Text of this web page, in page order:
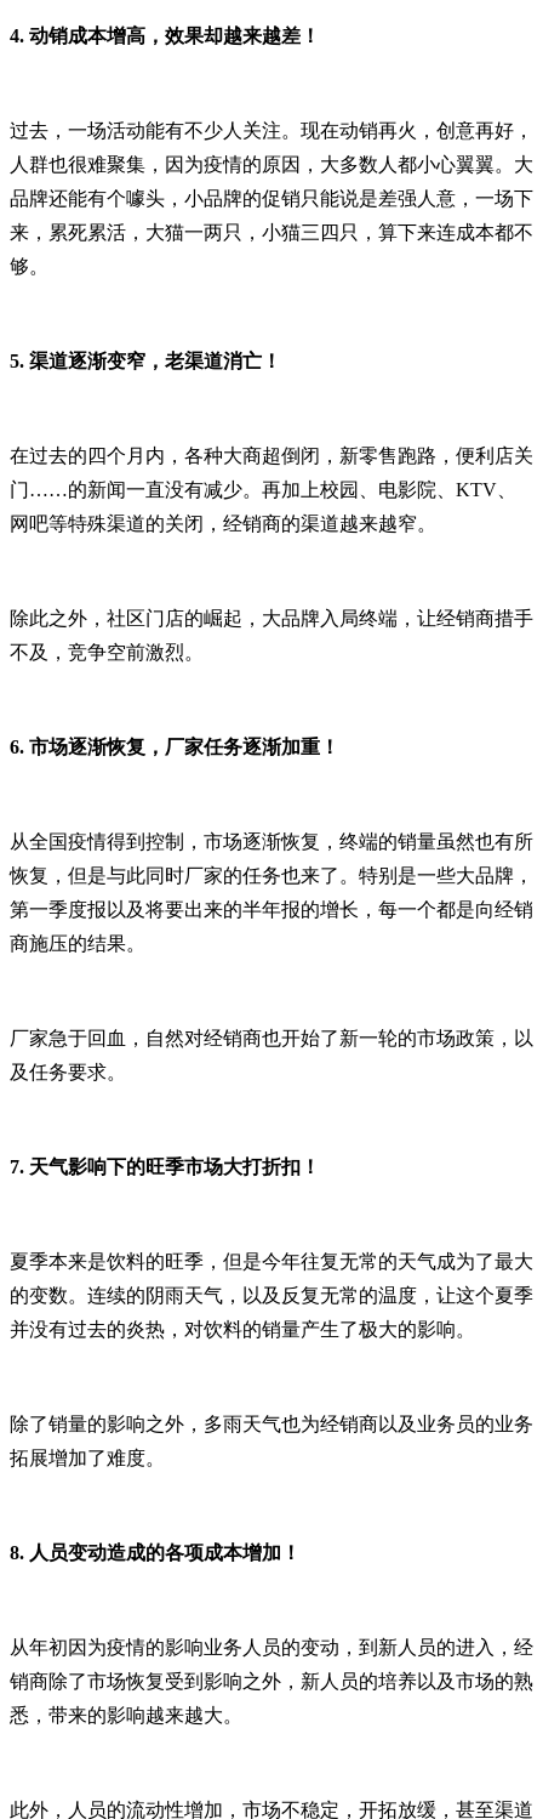
4. 动销成本增高，效果却越来越差！
过去，一场活动能有不少人关注。现在动销再火，创意再好，
人群也很难聚集，因为疫情的原因，大多数人都小心翼翼。大
品牌还能有个噱头，小品牌的促销只能说是差强人意，一场下
来，累死累活，大猫一两只，小猫三四只，算下来连成本都不
够。
5. 渠道逐渐变窄，老渠道消亡！
在过去的四个月内，各种大商超倒闭，新零售跑路，便利店关
门……的新闻一直没有减少。再加上校园、电影院、KTV、
网吧等特殊渠道的关闭，经销商的渠道越来越窄。
除此之外，社区门店的崛起，大品牌入局终端，让经销商措手
不及，竞争空前激烈。
6. 市场逐渐恢复，厂家任务逐渐加重！
从全国疫情得到控制，市场逐渐恢复，终端的销量虽然也有所
恢复，但是与此同时厂家的任务也来了。特别是一些大品牌，
第一季度报以及将要出来的半年报的增长，每一个都是向经销
商施压的结果。
厂家急于回血，自然对经销商也开始了新一轮的市场政策，以
及任务要求。
7. 天气影响下的旺季市场大打折扣！
夏季本来是饮料的旺季，但是今年往复无常的天气成为了最大
的变数。连续的阴雨天气，以及反复无常的温度，让这个夏季
并没有过去的炎热，对饮料的销量产生了极大的影响。
除了销量的影响之外，多雨天气也为经销商以及业务员的业务
拓展增加了难度。
8. 人员变动造成的各项成本增加！
从年初因为疫情的影响业务人员的变动，到新人员的进入，经
销商除了市场恢复受到影响之外，新人员的培养以及市场的熟
悉，带来的影响越来越大。
此外，人员的流动性增加，市场不稳定，开拓放缓，甚至渠道